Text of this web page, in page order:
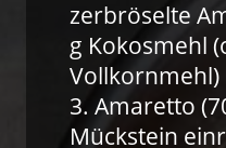
zerbröselte
g Kokosmehl
3. Amaretto
Mückstein